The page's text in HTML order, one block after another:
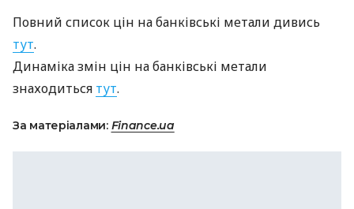
Повний список цін на банківські метали дивись
тут.
Динаміка змін цін на банківські метали
знаходиться тут.
За матеріалами: Finance.ua